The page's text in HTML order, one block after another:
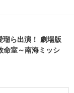
瑠ら出演！ 劇場版
命室～南海ミッシ